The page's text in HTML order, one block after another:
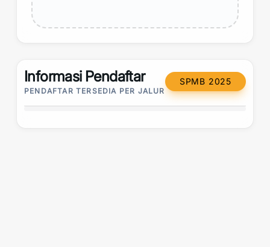
Informasi Pendaftar
PENDAFTAR TERSEDIA PER JALUR
SPMB 2025